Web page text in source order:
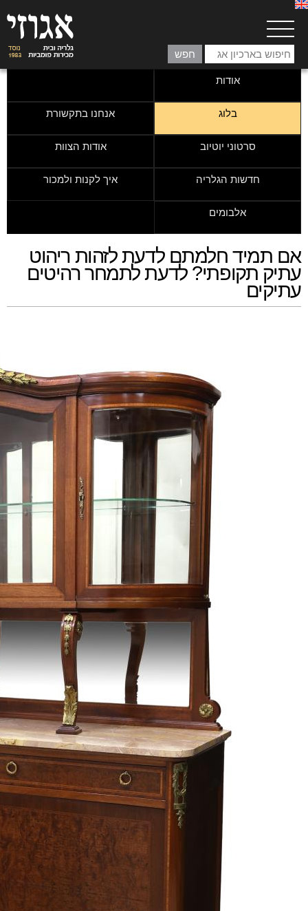
אודות
בלוג אנחנו בתקשורת
סרטוני יוטיוב אודות הצוות
חדשות הגלריה איך לקנות ולמכור
אלבומים
אם תמיד חלמתם לדעת לזהות ריהוט
עתיק תקופתי? לדעת לתמחר רהיטים
עתיקים